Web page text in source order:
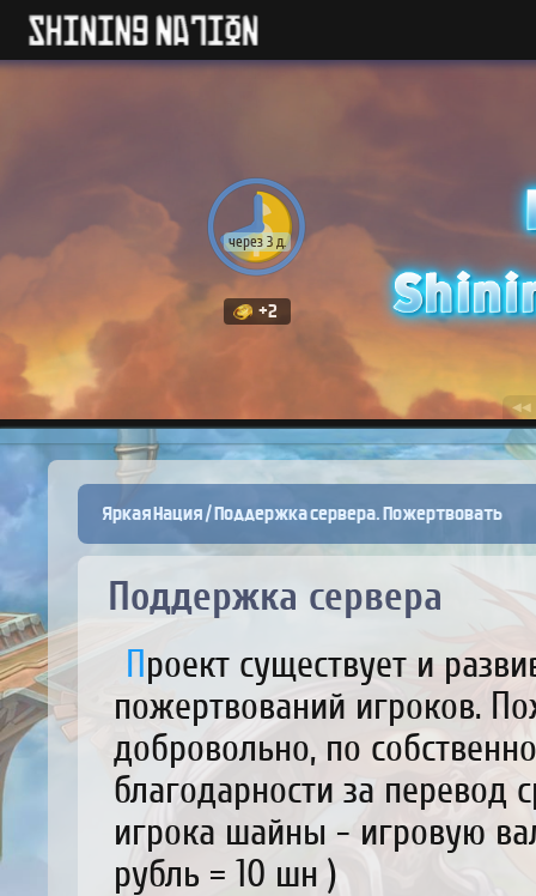
через 3 д.
+2
◀◀
Яркая Нация/Поддержка сервера. Пожертвовать
Поддержка сервера
Проект существует и развивается за счет материальных
пожертвований игроков.
добровольно, по
благодарности за перевод
игрока шайны - игровую
рубль = 10 шн )